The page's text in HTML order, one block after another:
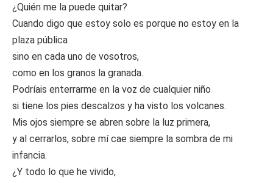
¿Quién me la puede quitar?
Cuando digo que estoy solo es porque no estoy en la
plaza pública
sino en cada uno de vosotros,
como en los granos la granada.
Podríais enterrarme en la voz de cualquier niño
si tiene los pies descalzos y ha visto los volcanes.
Mis ojos siempre se abren sobre la luz primera,
y al cerrarlos, sobre mí cae siempre la sombra de mi
infancia.
¿Y todo lo que he vivido,